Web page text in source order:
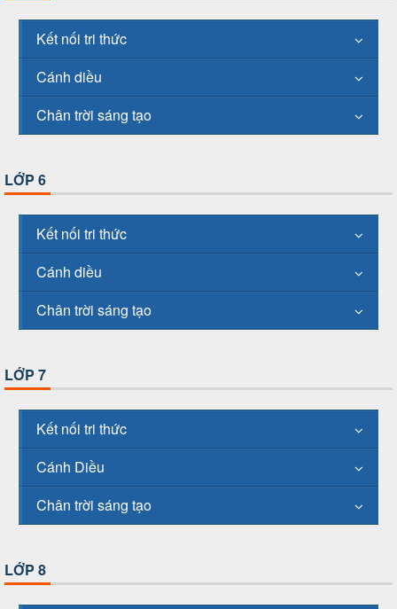
Kết nối tri thức
Cánh diều
Chân trời sáng tạo
LỚP 6
Kết nối tri thức
Cánh diều
Chân trời sáng tạo
LỚP 7
Kết nối tri thức
Cánh Diều
Chân trời sáng tạo
LỚP 8